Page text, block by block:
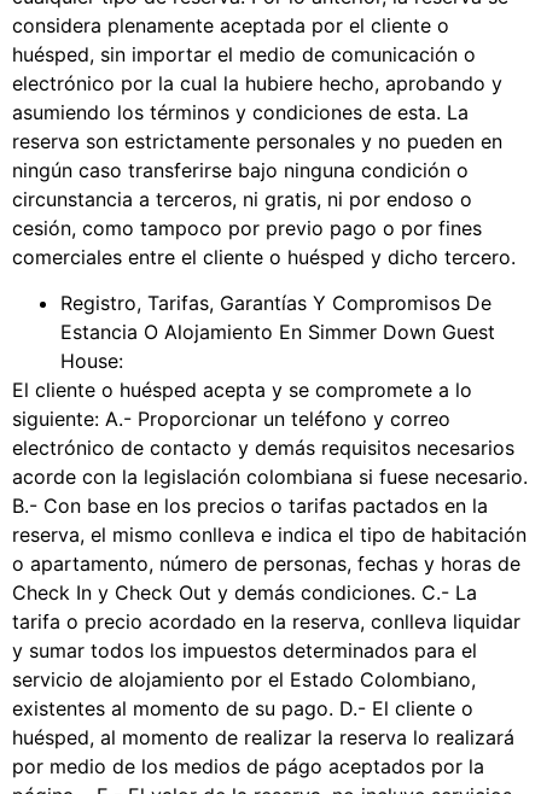
considera plenamente aceptada por el cliente o
huésped, sin importar el medio de comunicación o
electrónico por la cual la hubiere hecho, aprobando y
asumiendo los términos y condiciones de esta. La
reserva son estrictamente personales y no pueden en
ningún caso transferirse bajo ninguna condición o
circunstancia a terceros, ni gratis, ni por endoso o
cesión, como tampoco por previo pago o por fines
comerciales entre el cliente o huésped y dicho tercero.
Registro, Tarifas, Garantías Y Compromisos De
Estancia O Alojamiento En Simmer Down Guest
House:
El cliente o huésped acepta y se compromete a lo
siguiente: A.- Proporcionar un teléfono y correo
electrónico de contacto y demás requisitos necesarios
acorde con la legislación colombiana si fuese necesario.
B.- Con base en los precios o tarifas pactados en la
reserva, el mismo conlleva e indica el tipo de habitación
o apartamento, número de personas, fechas y horas de
Check In y Check Out y demás condiciones. C.- La
tarifa o precio acordado en la reserva, conlleva liquidar
y sumar todos los impuestos determinados para el
servicio de alojamiento por el Estado Colombiano,
existentes al momento de su pago. D.- El cliente o
huésped, al momento de realizar la reserva lo realizará
por medio de los medios de págo aceptados por la